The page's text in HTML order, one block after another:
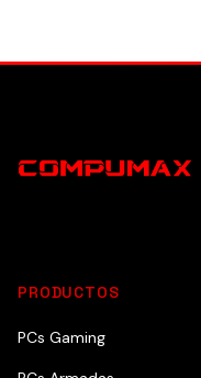
PRODUCTOS
PCs Gaming